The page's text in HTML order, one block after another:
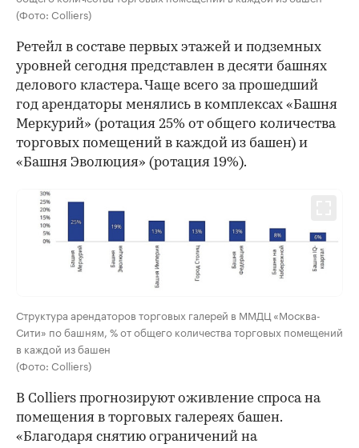
(Фото: Colliers)
Ретейл в составе первых этажей и подземных
уровней сегодня представлен в десяти башнях
делового кластера. Чаще всего за прошедший
год арендаторы менялись в комплексах «Башня
Меркурий» (ротация 25% от общего количества
торговых помещений в каждой из башен) и
«Башня Эволюция» (ротация 19%).
Структура арендаторов торговых галерей в ММДЦ «Москва-
Сити» по башням, % от общего количества торговых помещений
в каждой из башен
(Фото: Colliers)
В Colliers прогнозируют оживление спроса на
помещения в торговых галереях башен.
«Благодаря снятию ограничений на